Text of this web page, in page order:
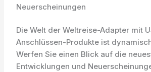
Neuerscheinungen
Die Welt der Weltreise-Adapter mit
Anschlüssen-Produkte ist
Werfen Sie einen Blick auf die
Entwicklungen und